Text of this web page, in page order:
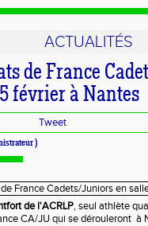
ACTUALITÉS
de France
février à Nantes
Tweet
)
de l'ACRLP, seul athlète
CA/JU qui se dérouleront à